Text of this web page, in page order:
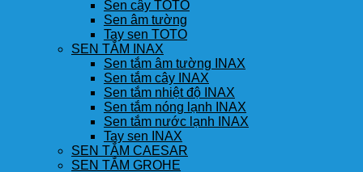
Sen cây TOTO
Sen âm tường
Tay sen TOTO
SEN TẮM INAX
Sen tắm âm tường INAX
Sen tắm cây INAX
Sen tắm nhiệt độ INAX
Sen tắm nóng lạnh INAX
Sen tắm nước lạnh INAX
Tay sen INAX
SEN TẮM CAESAR
SEN TẮM GROHE